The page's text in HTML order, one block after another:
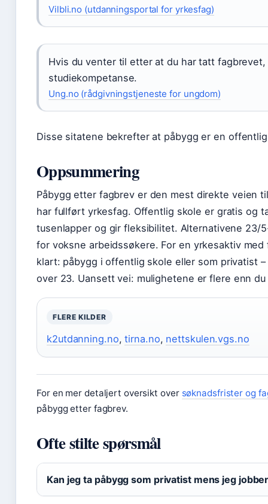
Vilbli.no (utdanningsportal for yrkesfag)
Hvis du venter til etter at du har tatt
studiekompetanse.
Ung.no (rådgivningstjeneste for ungdom)
Disse sitatene bekrefter at påbygg er en
Oppsummering
Påbygg etter fagbrev er den mest direkte veien
har fullført yrkesfag. Offentlig skole er gratis og
tusenlapper og gir fleksibilitet. Alternativene
for voksne arbeidssøkere. For en yrkesaktiv
klart: påbygg i offentlig skole eller som privatist
over 23. Uansett vei: mulighetene er flere enn du
FLERE KILDER
k2utdanning.no,tirna.no, nettskulen.vgs.no
For en mer detaljert oversikt over søknadsfrister og
påbygg etter fagbrev.
Ofte stilte spørsmål
Kan jeg ta påbygg som privatist mens jeg